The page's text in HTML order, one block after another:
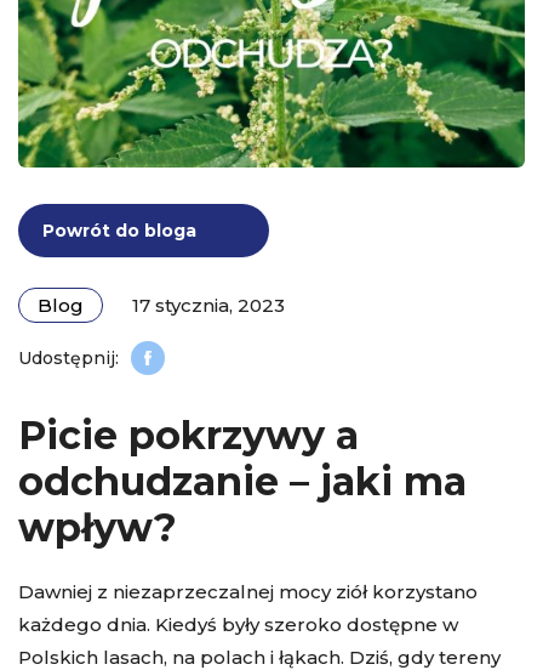
Powrót do bloga
Blog 17 stycznia, 2023
Picie pokrzywy a
odchudzanie – jaki ma
wpływ?
Dawniej z niezaprzeczalnej mocy ziół korzystano
każdego dnia. Kiedyś były szeroko dostępne w
Polskich lasach, na polach i łąkach. Dziś, gdy tereny